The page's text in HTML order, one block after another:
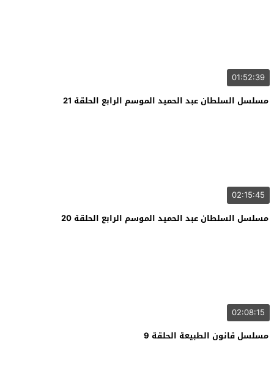
01:52:39
مسلسل السلطان عبد الحميد الموسم الرابع الحلقة 21
02:15:45
مسلسل السلطان عبد الحميد الموسم الرابع الحلقة 20
02:08:15
مسلسل قانون الطبيعة الحلقة 9